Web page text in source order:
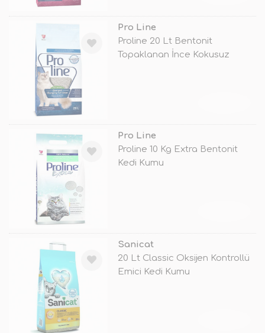
Pro Line
Proline 20 Lt Bentonit
Topaklanan İnce Kokusuz
Pro Line
Proline 10 Kg Extra Bentonit
Kedi Kumu
Sanicat
20 Lt Classic Oksijen Kontrollü
Emici Kedi Kumu